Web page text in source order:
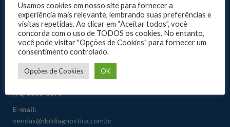
KITS E REAGENTES
EQUIPAMENTOS
CONTATO
ATENDIMENTO
Telefone:
(71) 3385-0393
E-mail:
vendas@dpldiagnostica.com.br
Usamos cookies em nosso site para fornecer a
experiência mais relevante, lembrando suas preferências e
visitas repetidas. Ao clicar em “Aceitar todos”, você
concorda com o uso de TODOS os cookies. No entanto,
você pode visitar "Opções de Cookies" para fornecer um
consentimento controlado.
Opções de Cookies OK